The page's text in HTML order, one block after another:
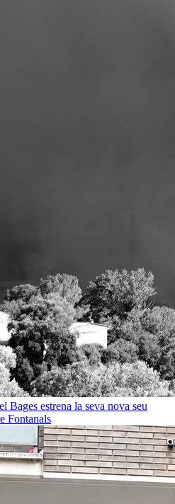
Bages estrena la seva nova seu
Fontanals